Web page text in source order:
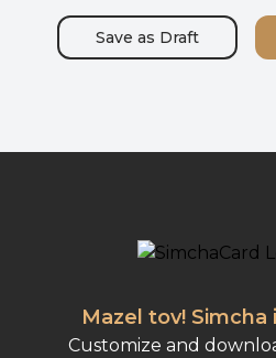
Save as Draft
Mazel tov!
Customize and